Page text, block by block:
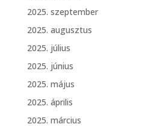
2025. szeptember
2025. augusztus
2025. július
2025. június
2025. május
2025. április
2025. március